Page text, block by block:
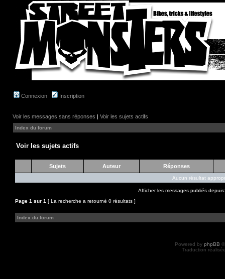
Connexion Inscription
Voir les messages sans réponses | Voir les sujets actifs
Index du forum
Voir les sujets actifs
Sujets Auteur Réponses
Aucun résultat
Afficher les messages publiés depuis:
Page 1 sur 1 [ La recherche a retourné 0 résultats ]
Index du forum
Powered by phpBB
Traduction